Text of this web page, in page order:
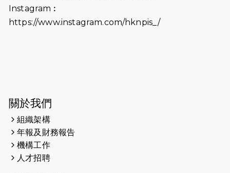
2026-06-11
猛龍長跑隊恆常練習 - 6月11日（19:00
2026-05-22
2026-05-21
Instagram︰
https://www.instagram.com/hknpis_/
關於我們
組織架構
年報及財務報告
機構工作
人才招聘